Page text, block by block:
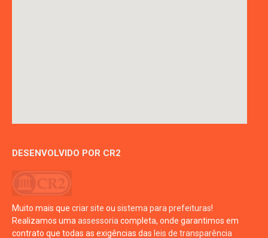
DESENVOLVIDO POR CR2
Muito mais que criar site ou sistema para prefeituras!
Realizamos uma assessoria completa, onde garantimos em
contrato que todas as exigências das leis de transparência